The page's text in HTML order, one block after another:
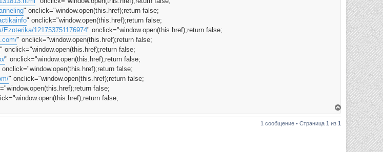
" onclick="window.open(this.href);return false;
" onclick="window.open(this.href);return false;
121753751176974" onclick="window.open(this.href);return false;
" onclick="window.open(this.href);return false;
" onclick="window.open(this.href);return false;
" onclick="window.open(this.href);return false;
onclick="window.open(this.href);return false;
" onclick="window.open(this.href);return false;
false;
false;
В
1 сообщение • Страница 1 из 1